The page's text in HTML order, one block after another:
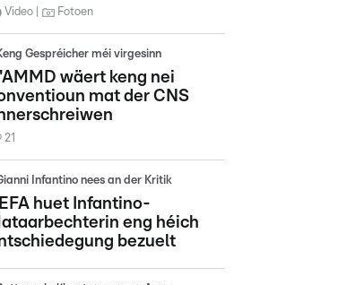
Video Fotoen
Gespréicher méi virgesinn
wäert keng nei
mat der CNS
21
Infantino nees an der Kritik
huet Infantino-
eng héich
bezuelt